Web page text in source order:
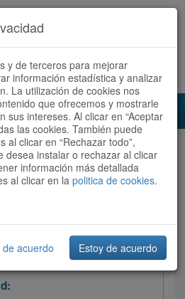
Español | Català
Ordenar por: Más recientes /
y de terceros para mejorar
información estadística y analizar
La utilización de cookies nos
que ofrecemos y mostrarle
sus intereses. Al clicar en “Aceptar
las cookies. También puede
al clicar en “Rechazar todo”,
desea instalar o rechazar al clicar
información más detallada
al clicar en la politica de cookies.
de acuerdo Estoy de acuerdo